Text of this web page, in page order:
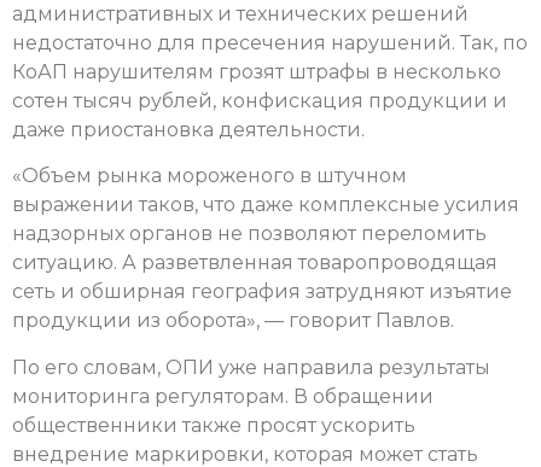
административных и технических решений
недостаточно для пресечения нарушений. Так, по
КоАП нарушителям грозят штрафы в несколько
сотен тысяч рублей, конфискация продукции и
даже приостановка деятельности.
«Объем рынка мороженого в штучном
выражении таков, что даже комплексные усилия
надзорных органов не позволяют переломить
ситуацию. А разветвленная товаропроводящая
сеть и обширная география затрудняют изъятие
продукции из оборота», — говорит Павлов.
По его словам, ОПИ уже направила результаты
мониторинга регуляторам. В обращении
общественники также просят ускорить
внедрение маркировки, которая может стать